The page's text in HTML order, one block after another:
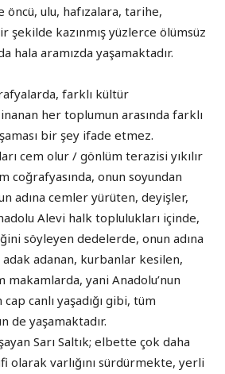
öncü, ulu, hafızalara, tarihe,
şekilde kazınmış yüzlerce ölümsüz
hala aramızda yaşamaktadır.
farklı kültür
her toplumun arasında farklı
bir şey ifade etmez.
cem olur / gönlüm terazisi yıkılır
coğrafyasında, onun soyundan
adına cemler yürüten, deyişler,
Alevi halk toplulukları içinde,
söyleyen dedelerde, onun adına
adanan, kurbanlar kesilen,
makamlarda, yani Anadolu’nun
canlı yaşadığı gibi, tüm
de yaşamaktadır.
Sarı Saltık; elbette çok daha
varlığını sürdürmekte, yerli